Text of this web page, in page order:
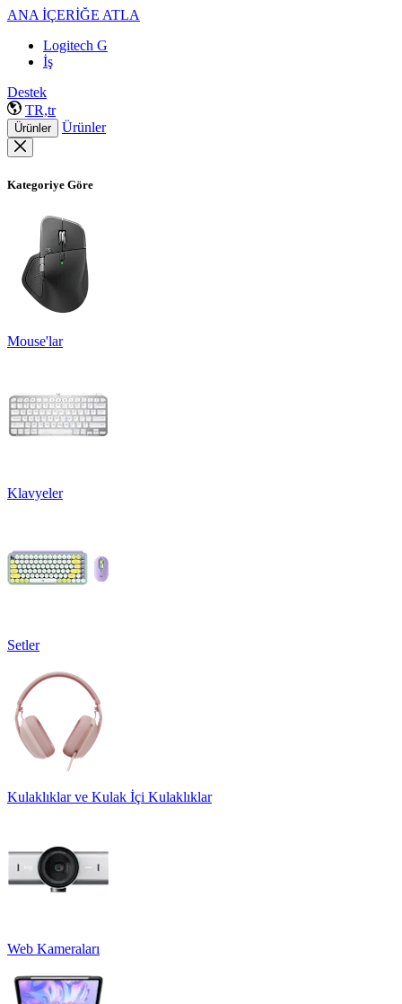
ANA İÇERİĞE ATLA
Logitech G
İş
Destek
TR,tr
Ürünler Ürünler
Kategoriye Göre
Mouse'lar
Klavyeler
Setler
Kulaklıklar ve Kulak İçi Kulaklıklar
Web Kameraları